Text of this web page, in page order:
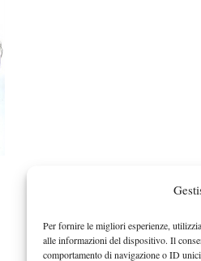
Per fornire le migliori esperienze,
alle informazioni del dispositivo. Il
comportamento di navigazione o ID